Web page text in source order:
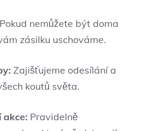
Pokud nemůžete být doma
zásilku uschováme.
Zajišťujeme odesílání a
koutů světa.
akce: Pravidelně